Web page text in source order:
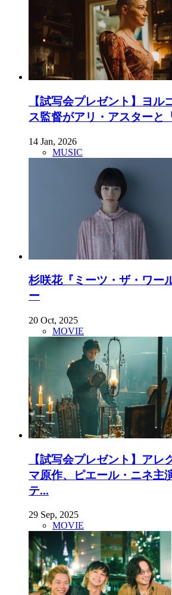
【試写会プレゼント】ヨル
ス監督がアリ・アスターと
14 Jan, 2026
MUSIC
杉咲花『ミーツ・ザ・ワー
ー
20 Oct, 2025
MOVIE
【試写会プレゼント】アレ
マ原作、ピエール・ニネ主
テ...
29 Sep, 2025
MOVIE